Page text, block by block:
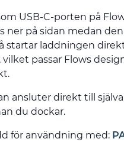
USB-C-porten på
ner på sidan medan
startar laddningen
vilket passar Flows
ansluter direkt till
du dockar.
för användning med: